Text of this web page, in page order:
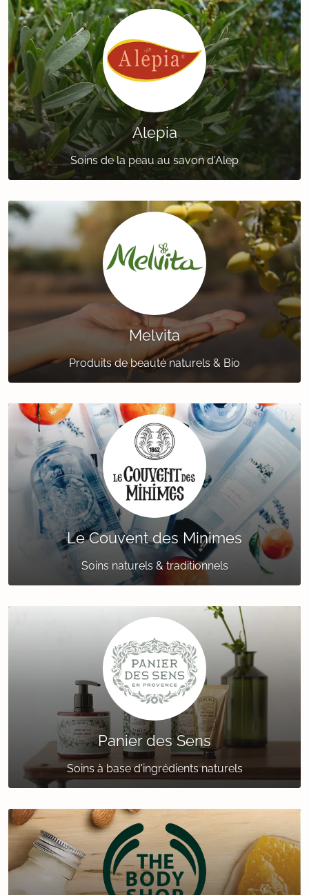
Alepia
Soins de la peau au savon d'Alep
Melvita
Produits de beauté naturels & Bio
Le Couvent des Minimes
Soins naturels & traditionnels
Panier des Sens
Soins à base d'ingrédients naturels